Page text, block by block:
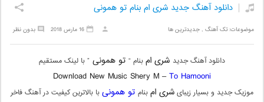
دانلود آهنگ جدید شری ام بنام تو همونی
موضوعات:تک آهنگ ,جدیدترین ها بدون نظر 16 مارس 2018
دانلود آهنگ جدید شری امبنام “ تو همونی ” با لینک مستقیم
Download New Music Shery M –To Hamooni
موزیک جدید و بسیار زیبایشری امبنام تو همونیبا بالاترین کیفیت در آهنگ فاخر